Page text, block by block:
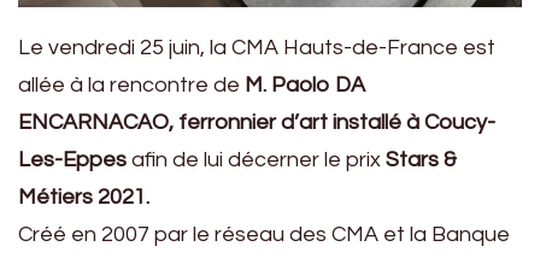
Le vendredi 25 juin, la CMA Hauts-de-France est
allée à la rencontre de M. Paolo DA
ENCARNACAO, ferronnier d’art installé à Coucy-
Les-Eppes afin de lui décerner le prix Stars &
Métiers 2021.
Créé en 2007 par le réseau des CMA et la Banque